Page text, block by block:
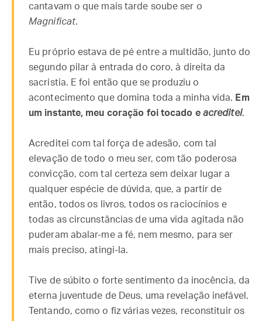
cantavam o que mais tarde soube ser o
Magnificat.
Eu próprio estava de pé entre a multidão, junto do
segundo pilar à entrada do coro, à direita da
sacristia. E foi então que se produziu o
acontecimento que domina toda a minha vida. Em
um instante, meu coração foi tocado e acreditei.
Acreditei com tal força de adesão, com tal
elevação de todo o meu ser, com tão poderosa
convicção, com tal certeza sem deixar lugar a
qualquer espécie de dúvida, que, a partir de
então, todos os livros, todos os raciocínios e
todas as circunstâncias de uma vida agitada não
puderam abalar-me a fé, nem mesmo, para ser
mais preciso, atingi-la.
Tive de súbito o forte sentimento da inocência, da
eterna juventude de Deus, uma revelação inefável.
Tentando, como o fiz várias vezes, reconstituir os